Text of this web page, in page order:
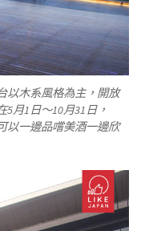
以木系風格為主，開放
月1日～10月31日，
以一邊品嚐美酒一邊欣